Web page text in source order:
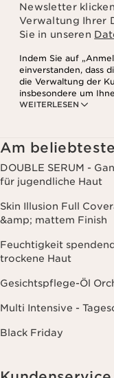
Newsletter
Verwaltung Ihrer
Sie in unseren
WEITERLESEN
Indem Sie auf
einverstanden, dass
die Verwaltung der
insbesondere um
Produkten und
Websites Dritter,
Am
DOUBLE SERUM -
für jugendliche Haut
Skin Illusion Full
&amp; mattem Finish
Feuchtigkeit
trockene Haut
Gesichtspflege-Öl
Multi Intensive -
Black Friday